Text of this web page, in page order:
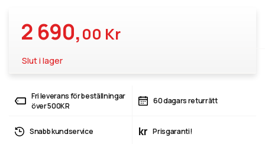
2 690,00 Kr
Slut i lager
Fri leverans för beställningar
över 500KR
60 dagars returrätt
Snabb kundservice kr Prisgaranti!